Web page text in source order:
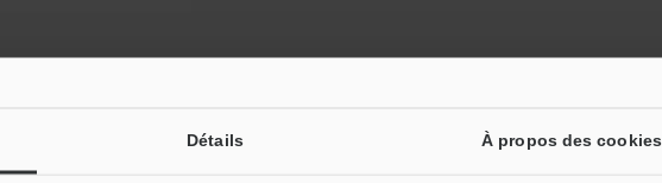
Détails À propos des cookies
Catalogues Prix